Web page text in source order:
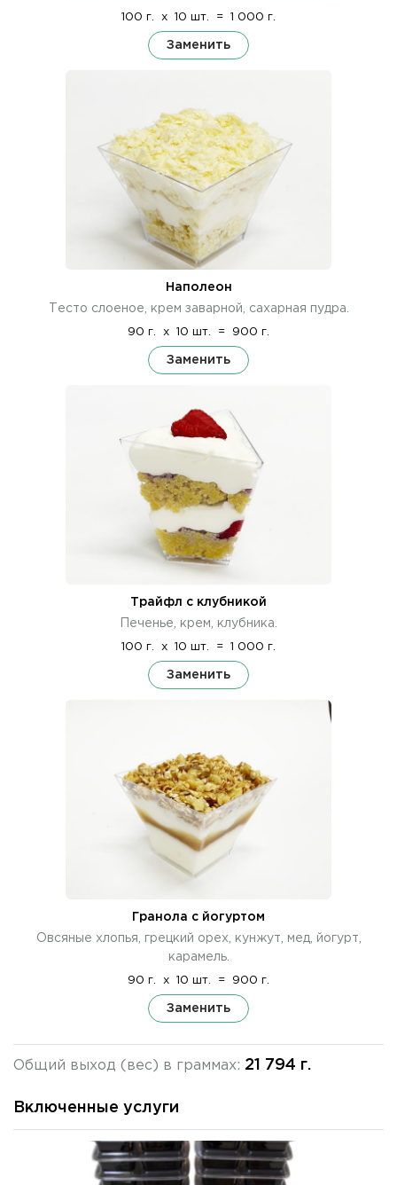
100 г. x 10 шт. = 1 000 г.
Заменить
Наполеон
Тесто слоеное, крем заварной, сахарная пудра.
90 г. x 10 шт. = 900 г.
Заменить
Трайфл с клубникой
Печенье, крем, клубника.
100 г. x 10 шт. = 1 000 г.
Заменить
Гранола с йогуртом
Овсяные хлопья, грецкий орех, кунжут, мед, йогурт,
карамель.
90 г. x 10 шт. = 900 г.
Заменить
Общий выход (вес) в граммах: 21 794 г.
Включенные услуги